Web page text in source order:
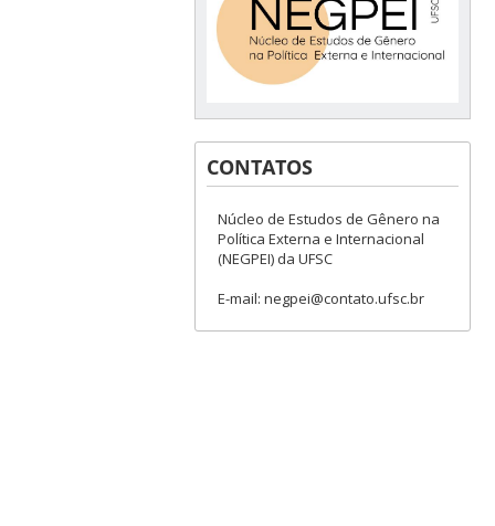
CONTATOS
Núcleo de Estudos de Gênero na
Política Externa e Internacional
(NEGPEI) da UFSC
E-mail: negpei@contato.ufsc.br